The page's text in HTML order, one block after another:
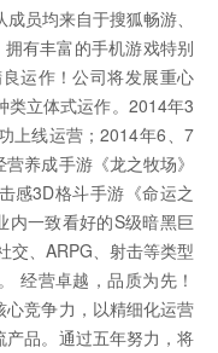
员均来自于搜狐畅游、
有丰富的手机游戏特别
运作！公司将发展重心
类立体式运作。2014年3
上线运营；2014年6、7
养成手游《龙之牧场》
感3D格斗手游《命运之
内一致看好的S级暗黑巨
交、ARPG、射击等类型
经营卓越，品质为先！
竞争力，以精细化运营
品。通过五年努力，将